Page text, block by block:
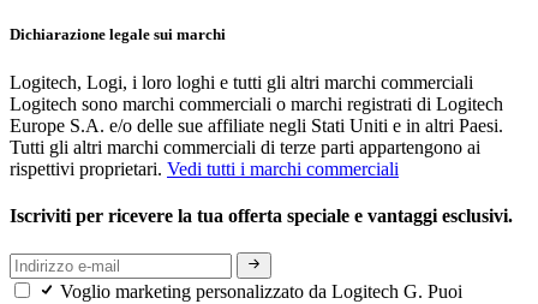
Dichiarazione legale sui marchi
Logitech, Logi, i loro loghi e tutti gli altri marchi commerciali
Logitech sono marchi commerciali o marchi registrati di Logitech
Europe S.A. e/o delle sue affiliate negli Stati Uniti e in altri Paesi.
Tutti gli altri marchi commerciali di terze parti appartengono ai
rispettivi proprietari. Vedi tutti i marchi commerciali
Iscriviti per ricevere la tua offerta speciale e vantaggi esclusivi.
Voglio marketing personalizzato da Logitech G. Puoi